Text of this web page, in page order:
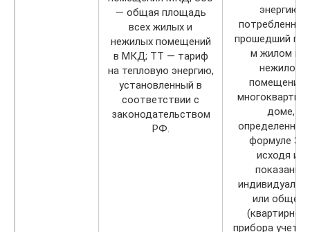
— общая площадь
всех жилых и
нежилых помещений
в МКД; TT — тариф
на тепловую энергию,
установленный в
соответствии с
законодательством
РФ.
энергию,
прошедший
м жилом
нежилом
помещении
доме,
формуле
исходя из
показаний
или общего
прибора учета